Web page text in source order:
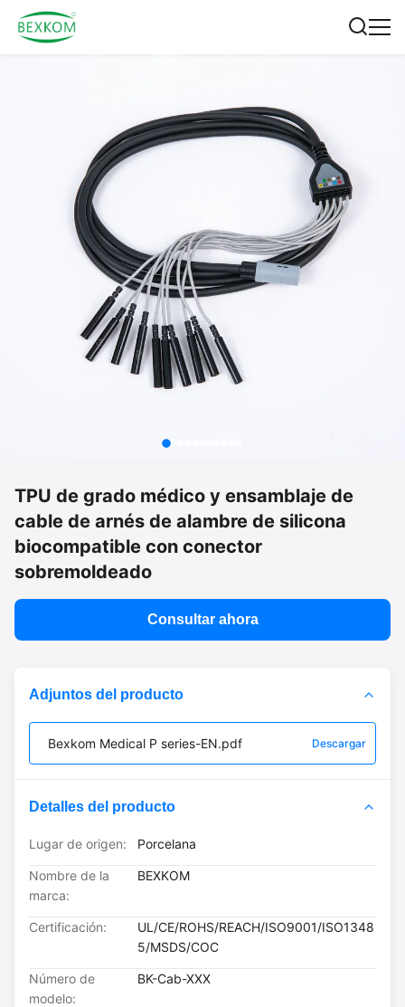
TPU de grado médico y ensamblaje de
cable de arnés de alambre de silicona
biocompatible con conector
sobremoldeado
Consultar ahora
Adjuntos del producto
Bexkom Medical P series-EN.pdf Descargar
Detalles del producto
Lugar de origen: Porcelana
Nombre de la
marca:
BEXKOM
Certificación:
UL/CE/ROHS/REACH/ISO9001/ISO1348
5/MSDS/COC
Número de
modelo:
BK-Cab-XXX